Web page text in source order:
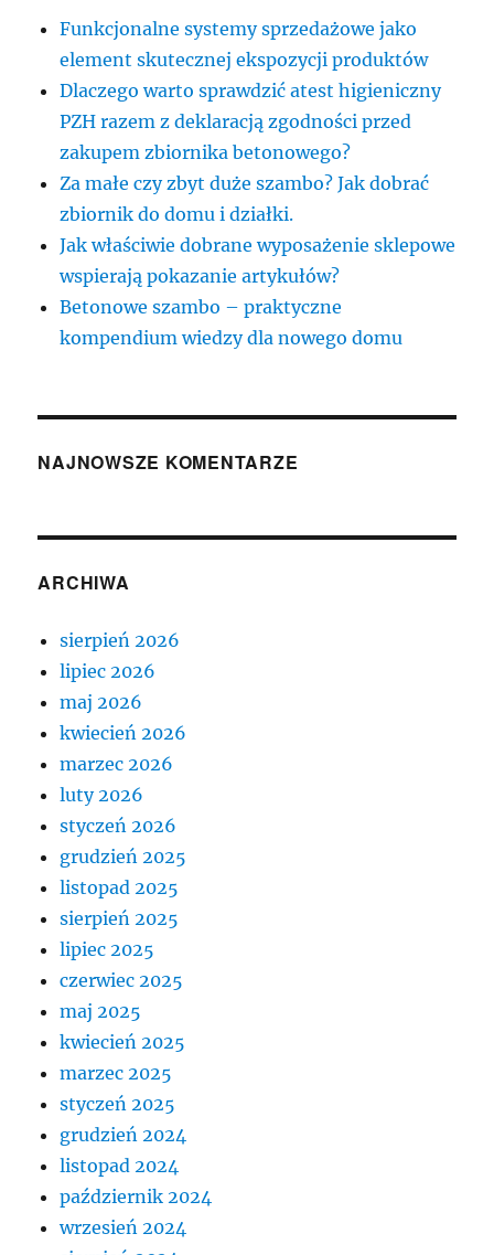
Funkcjonalne systemy sprzedażowe jako
element skutecznej ekspozycji produktów
Dlaczego warto sprawdzić atest higieniczny
PZH razem z deklaracją zgodności przed
zakupem zbiornika betonowego?
Za małe czy zbyt duże szambo? Jak dobrać
zbiornik do domu i działki.
Jak właściwie dobrane wyposażenie sklepowe
wspierają pokazanie artykułów?
Betonowe szambo – praktyczne
kompendium wiedzy dla nowego domu
NAJNOWSZE KOMENTARZE
ARCHIWA
sierpień 2026
lipiec 2026
maj 2026
kwiecień 2026
marzec 2026
luty 2026
styczeń 2026
grudzień 2025
listopad 2025
sierpień 2025
lipiec 2025
czerwiec 2025
maj 2025
kwiecień 2025
marzec 2025
styczeń 2025
grudzień 2024
listopad 2024
październik 2024
wrzesień 2024